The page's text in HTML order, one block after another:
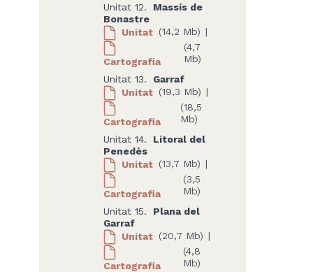
Unitat 12.
Massís de
Bonastre
Unitat (14,2 Mb) |
Cartografia
(4,7
Mb)
Unitat 13.
Garraf
Unitat (19,3 Mb) |
Cartografia
(18,5
Mb)
Unitat 14.
Litoral del
Penedès
Unitat (13,7 Mb) |
Cartografia
(3,5
Mb)
Unitat 15.
Plana del
Garraf
Unitat (20,7 Mb) |
Cartografia
(4,8
Mb)